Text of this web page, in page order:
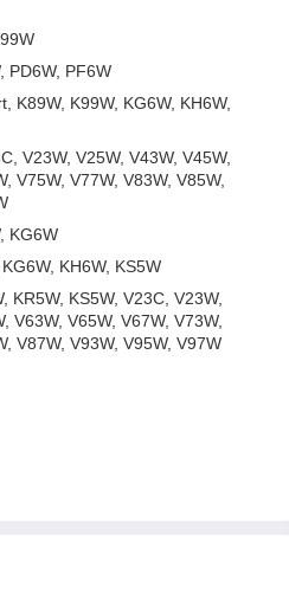
PD6W, PF6W
K89W, K99W, KG6W, KH6W,
V23W, V25W, V43W, V45W,
V75W, V77W, V83W, V85W,
KG6W
KH6W, KS5W
KR5W, KS5W, V23C, V23W,
V63W, V65W, V67W, V73W,
V87W, V93W, V95W, V97W